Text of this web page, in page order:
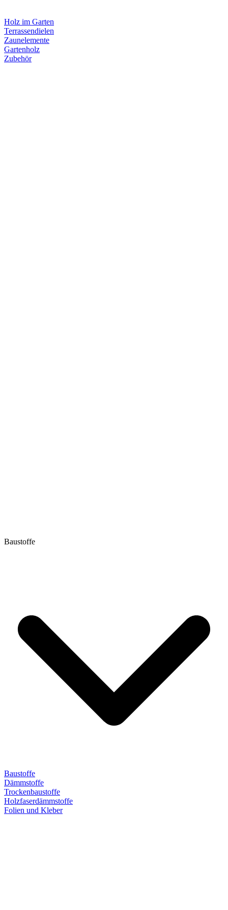
Holz im Garten
Terrassendielen
Zaunelemente
Gartenholz
Zubehör
Baustoffe
Baustoffe
Dämmstoffe
Trockenbaustoffe
Holzfaserdämmstoffe
Folien und Kleber